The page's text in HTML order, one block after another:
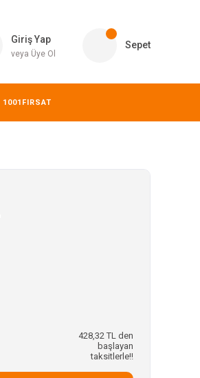
Giriş Yap
veya Üye Ol
Sepet
1001FIRSAT
428,32 TL den
başlayan
taksitlerle!!